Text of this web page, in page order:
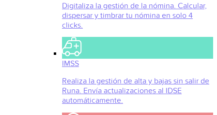
Digitaliza la gestión de la nómina. Calcular,
dispersar y timbrar tu nómina en solo 4
clicks.
IMSS
Realiza la gestión de alta y bajas sin salir de
Runa. Envía actualizaciones al IDSE
automáticamente.